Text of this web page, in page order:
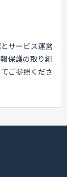
サービス運営
保護の取り組
ご参照くださ